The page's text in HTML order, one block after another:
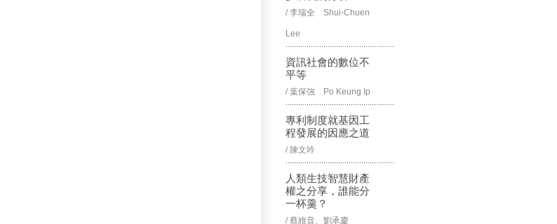
/ 李瑞全 Shui-Chuen
Lee
資訊社會的數位不
平等
/ 葉保強 Po Keung Ip
專利制度就基因工
程發展的因應之道
/ 陳文吟
人類生技智慧財產
權之分享，誰能分
一杯羹？
/ 蔡維音、劉承慶